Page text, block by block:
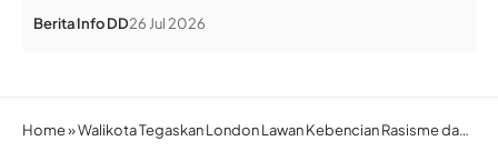
BeritaInfo DD26 Jul 2026
Home»Walikota Tegaskan London Lawan Kebencian Rasisme dan Islamofobia